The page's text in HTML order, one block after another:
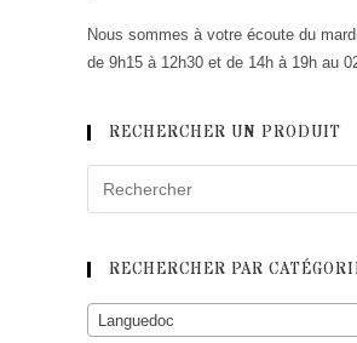
Nous sommes à votre écoute du
de 9h15 à 12h30 et de 14h à 19h au
RECHERCHER UN PRODUIT
RECHERCHER PAR
Languedoc